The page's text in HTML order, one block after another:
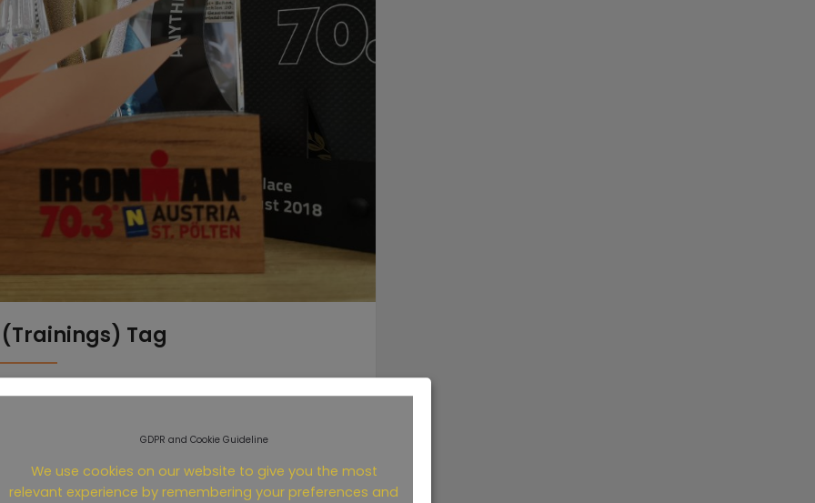
Tag
ich darauf diesen Post online zu stellen.
gekommen. Aber die Bilder hochladen … usw
eine Quelle des edlen Gutes „Bits ins WWW“
GDPR and Cookie Guideline
We use cookies on our website to give you the most
relevant experience by remembering your preferences and